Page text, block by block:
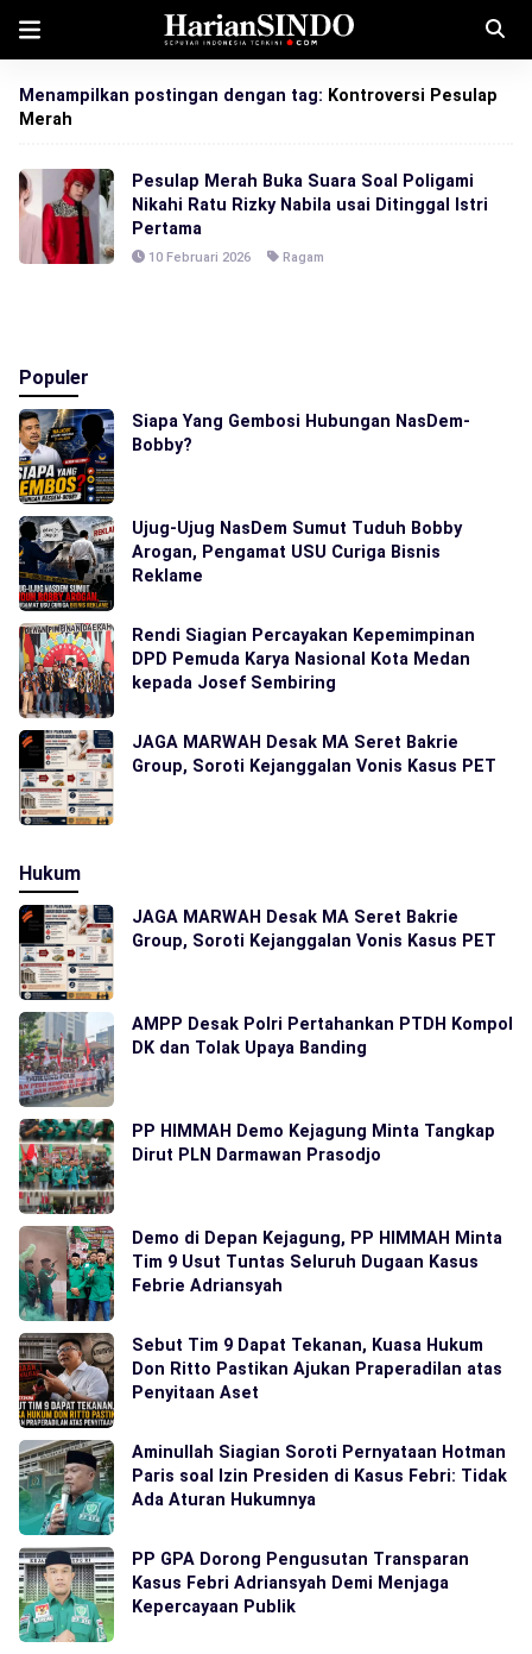
Menampilkan postingan dengan tag: Kontroversi Pesulap
Merah
Pesulap Merah Buka Suara Soal Poligami
Nikahi Ratu Rizky Nabila usai Ditinggal Istri
Pertama
10 Februari 2026 Ragam
Populer
Siapa Yang Gembosi Hubungan NasDem-
Bobby?
Ujug-Ujug NasDem Sumut Tuduh Bobby
Arogan, Pengamat USU Curiga Bisnis
Reklame
Rendi Siagian Percayakan Kepemimpinan
DPD Pemuda Karya Nasional Kota Medan
kepada Josef Sembiring
JAGA MARWAH Desak MA Seret Bakrie
Group, Soroti Kejanggalan Vonis Kasus PET
Hukum
JAGA MARWAH Desak MA Seret Bakrie
Group, Soroti Kejanggalan Vonis Kasus PET
AMPP Desak Polri Pertahankan PTDH Kompol
DK dan Tolak Upaya Banding
PP HIMMAH Demo Kejagung Minta Tangkap
Dirut PLN Darmawan Prasodjo
Demo di Depan Kejagung, PP HIMMAH Minta
Tim 9 Usut Tuntas Seluruh Dugaan Kasus
Febrie Adriansyah
Sebut Tim 9 Dapat Tekanan, Kuasa Hukum
Don Ritto Pastikan Ajukan Praperadilan atas
Penyitaan Aset
Aminullah Siagian Soroti Pernyataan Hotman
Paris soal Izin Presiden di Kasus Febri: Tidak
Ada Aturan Hukumnya
PP GPA Dorong Pengusutan Transparan
Kasus Febri Adriansyah Demi Menjaga
Kepercayaan Publik